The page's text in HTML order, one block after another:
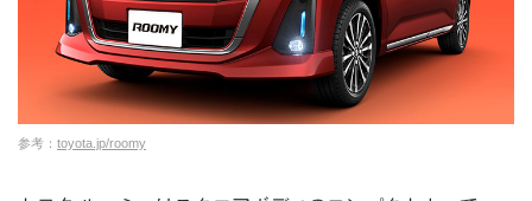
参考： toyota.jp/roomy